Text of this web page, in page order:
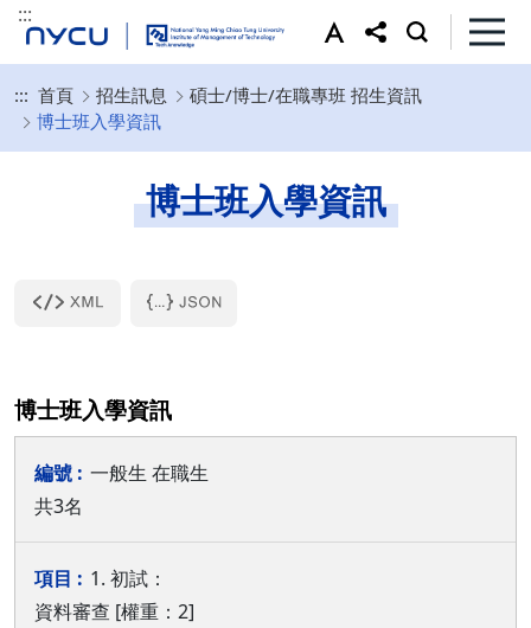
:::
::: 首頁 招生訊息
碩士/博士/在職專班 招生資訊
博士班入學資訊
博士班入學資訊
博士班入學資訊
一般生 在職生
共3名
1. 初試：
資料審查 [權重：2]